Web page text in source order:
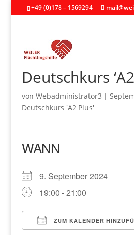
+49 (0)178 – 1569294
Deutschkurs
von Webadministrator3 |
Deutschkurs 'A2 Plus'
WANN
9. September 2024
19:00 - 21:00
ZUM KALENDER